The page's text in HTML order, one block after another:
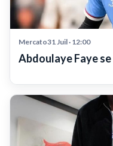
Mercato31 Juil · 12:00
Abdoulaye Faye